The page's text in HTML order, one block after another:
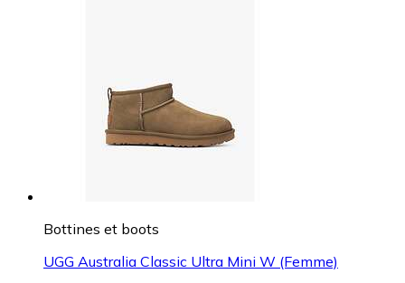
Bottines et boots
UGG Australia Classic Ultra Mini W (Femme)